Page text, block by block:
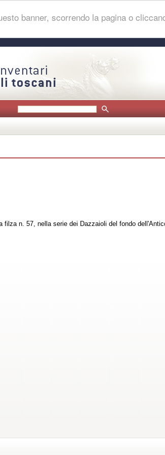
banner, scorrendo la pagina o
filza n. 57, nella serie dei Dazzaioli del fondo